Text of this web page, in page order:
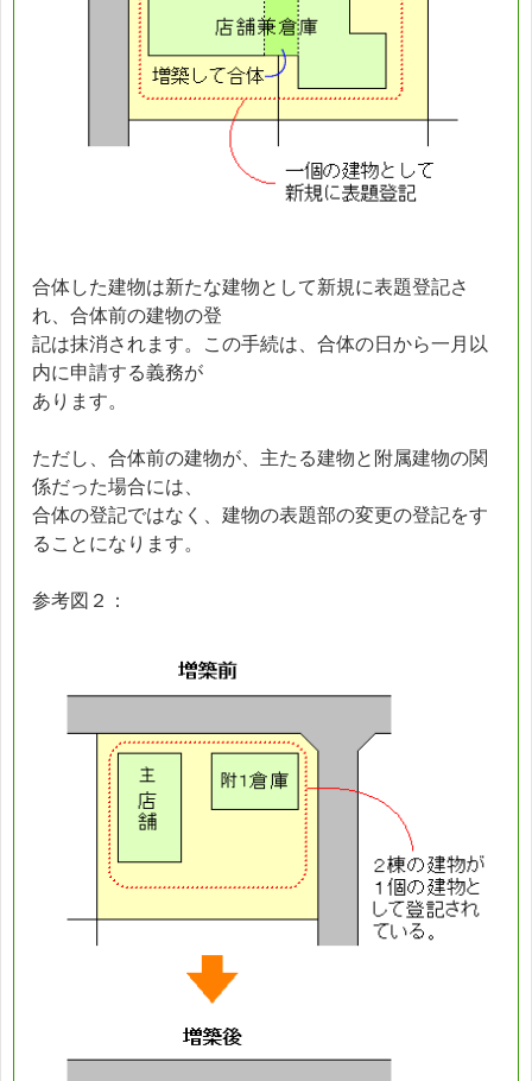
合体した建物は新たな建物として新規に表題登記さ
れ、合体前の建物の登
記は抹消されます。この手続は、合体の日から一月以
内に申請する義務が
あります。
ただし、合体前の建物が、主たる建物と附属建物の関
係だった場合には、
合体の登記ではなく、建物の表題部の変更の登記をす
ることになります。
参考図２：